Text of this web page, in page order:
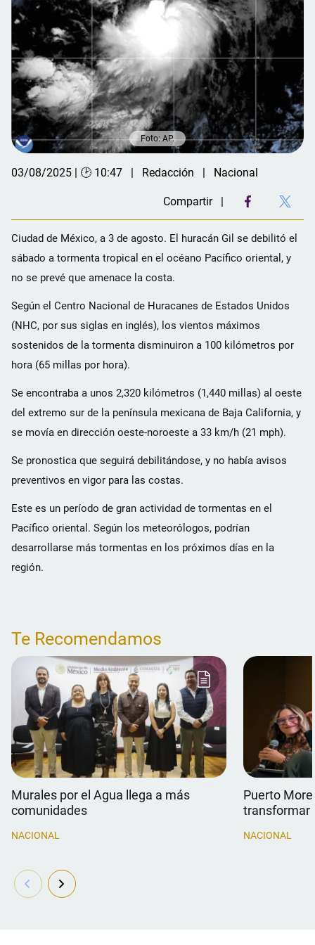
Foto: AP.
03/08/2025 | 🕑 10:47 Redacción Nacional
Compartir
Ciudad de México, a 3 de agosto. El huracán Gil se debilitó el
sábado a tormenta tropical en el océano Pacífico oriental, y
no se prevé que amenace la costa.
Según el Centro Nacional de Huracanes de Estados Unidos
(NHC, por sus siglas en inglés), los vientos máximos
sostenidos de la tormenta disminuiron a 100 kilómetros por
hora (65 millas por hora).
Se encontraba a unos 2,320 kilómetros (1,440 millas) al oeste
del extremo sur de la península mexicana de Baja California, y
se movía en dirección oeste-noroeste a 33 km/h (21 mph).
Se pronostica que seguirá debilitándose, y no había avisos
preventivos en vigor para las costas.
Este es un período de gran actividad de tormentas en el
Pacífico oriental. Según los meteorólogos, podrían
desarrollarse más tormentas en los próximos días en la
región.
Te Recomendamos
Murales por el Agua llega a más
comunidades
NACIONAL
Puerto
transformar
NACIONAL